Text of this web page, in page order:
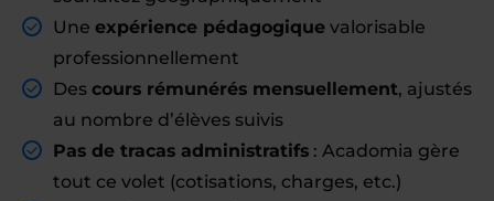
Une expérience pédagogique valorisable
professionnellement
Des cours rémunérés mensuellement, ajustés
au nombre d’élèves suivis
Pas de tracas administratifs : Acadomia gère
tout ce volet (cotisations, charges, etc.)